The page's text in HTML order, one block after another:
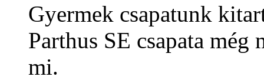
Gyermek csapatunk
Parthus SE csapata
mi.